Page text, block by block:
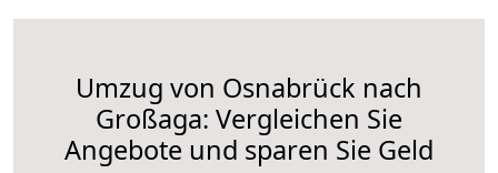
Umzug von Osnabrück nach
Großaga: Vergleichen Sie
Angebote und sparen Sie Geld